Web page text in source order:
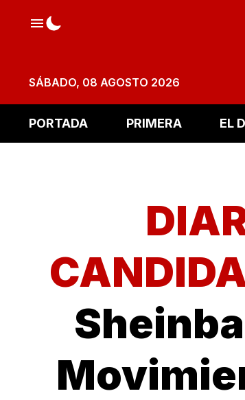
SÁBADO, 08 AGOSTO 2026
PORTADA PRIMERA EL